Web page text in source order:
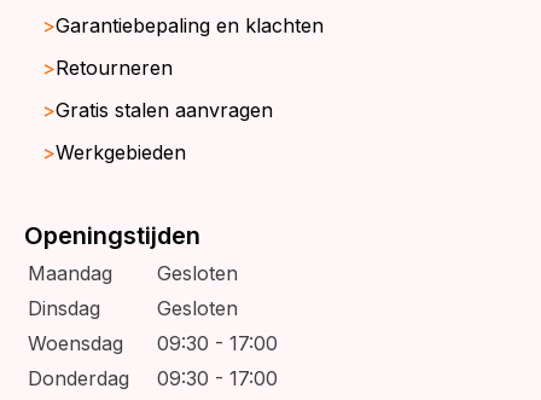
Garantiebepaling en klachten
Retourneren
Gratis stalen aanvragen
Werkgebieden
Openingstijden
Maandag
Gesloten
Dinsdag
Gesloten
Woensdag
09:30 - 17:00
Donderdag
09:30 - 17:00